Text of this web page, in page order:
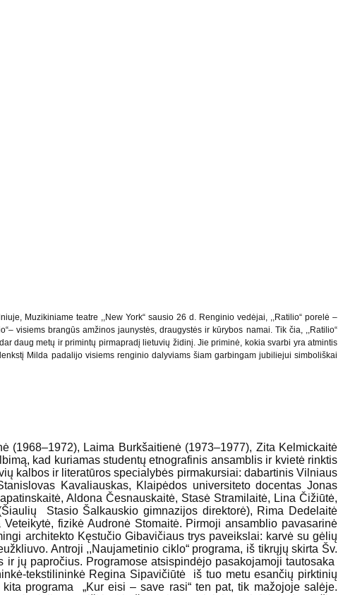
Muzikiniame teatre ,,New York“ sausio 26 d. Renginio vedėjai, ,,Ratilio“ porelė –
visiems brangūs amžinos jaunystės, draugystės ir kūrybos namai. Tik čia, ,,Ratilio“
daug metų ir primintų pirmapradį lietuvių židinį. Jie priminė, kokia svarbi yra atmintis
Milda padalijo visiems renginio dalyviams šiam garbingam jubiliejui simboliškai
(1968–1972), Laima Burkšaitienė (1973–1977), Zita Kelmickaitė
kad kuriamas studentų etnografinis ansamblis ir kvietė rinktis
kalbos ir literatūros specialybės pirmakursiai: dabartinis Vilniaus
Kavaliauskas, Klaipėdos universiteto docentas Jonas
Aldona Česnauskaitė, Stasė Stramilaitė, Lina Čižiūtė,
Stasio Šalkauskio gimnazijos direktorė), Rima Dedelaitė
fizikė Audronė Stomaitė. Pirmoji ansamblio pavasarinė
architekto Kęstučio Gibavičiaus trys paveikslai: karvė su gėlių
Antroji ,,Naujametinio ciklo“ programa, iš tikrųjų skirta Šv.
jų papročius. Programose atsispindėjo pasakojamoji tautosaka
tekstilininkė Regina Sipavičiūtė iš tuo metu esančių pirktinių
programa „Kur eisi – save rasi“ ten pat, tik mažojoje salėje.